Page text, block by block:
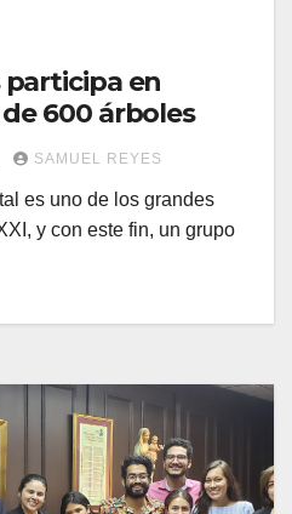
participa en
600 árboles
SAMUEL REYES
es uno de los grandes
y con este fin, un grupo